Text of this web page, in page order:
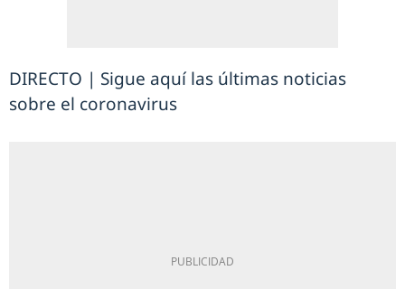
DIRECTO | Sigue aquí las últimas noticias
sobre el coronavirus